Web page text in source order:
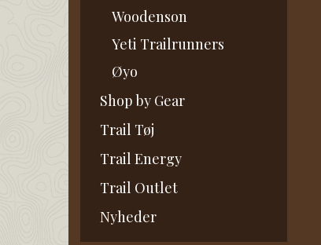
Woodenson
Yeti Trailrunners
Øyo
Shop by Gear
Trail Tøj
Trail Energy
Trail Outlet
Nyheder